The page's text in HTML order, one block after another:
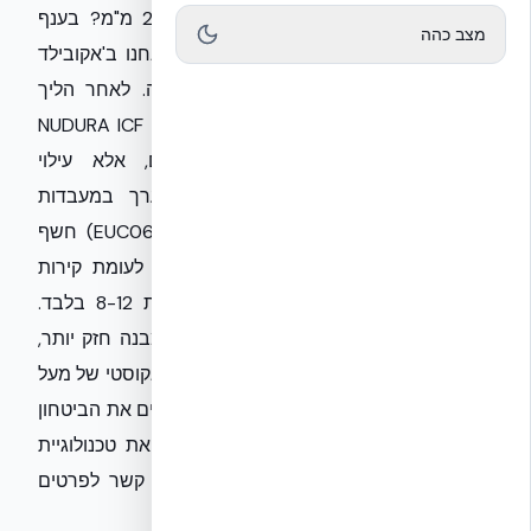
של 4 שעות רצופות בליבת בטון של 254 מ"מ? בענף
הבנייה הישראלי, הסטנדרטים משתנים ואנחנו ב'אקובילד
סיסטם בע״מ' גאים להוביל את המהפכה. לאחר הליך
בחינה של 10 שנים בטכניון, הוכחנו ששיטת NUDURA ICF
אינה רק פתרון בידוד תרמי מתקדם, אלא עילוי
קונסטרוקטיבי. מחקר סייסמי מקיף שנערך במעבדות
EUCENTRE באיטליה (פרוטוקול EUC062/2024E) חשף
נתון מרשים: שיפור של 87% בדוקטיליות לעומת קירות
קונבנציונליים, עם ערכים של 15-19 לעומת 8-12 בלבד.
המשמעות עבור יזמים ומהנדסים ברורה: מבנה חזק יותר,
בטוח יותר בעת רעידות אדמה, ובעל בידוד אקוסטי של מעל
50 dB. אנחנו לא רק בונים קירות, אנחנו בונים את הביטחון
של דיירי העתיד בישראל. רוצים להטמיע את טכנולוגיית
ה-6 ב-1 בפרויקט הבא שלכם? צרו איתנו קשר לפרטים
מצב כהה